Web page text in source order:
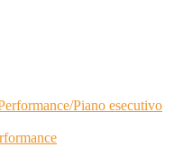
Piano esecutivo